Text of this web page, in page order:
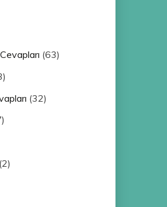
(63)
(32)
(2)